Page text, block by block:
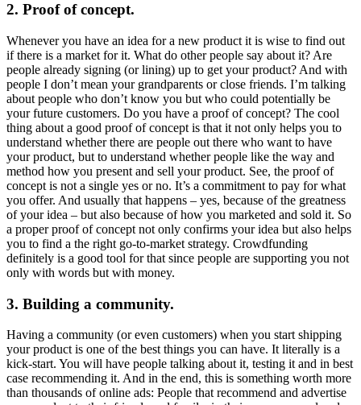
2. Proof of concept.
Whenever you have an idea for a new product it is wise to find out
if there is a market for it. What do other people say about it? Are
people already signing (or lining) up to get your product? And with
people I don’t mean your grandparents or close friends. I’m talking
about people who don’t know you but who could potentially be
your future customers. Do you have a proof of concept? The cool
thing about a good proof of concept is that it not only helps you to
understand whether there are people out there who want to have
your product, but to understand whether people like the way and
method how you present and sell your product. See, the proof of
concept is not a single yes or no. It’s a commitment to pay for what
you offer. And usually that happens – yes, because of the greatness
of your idea – but also because of how you marketed and sold it. So
a proper proof of concept not only confirms your idea but also helps
you to find a the right go-to-market strategy. Crowdfunding
definitely is a good tool for that since people are supporting you not
only with words but with money.
3. Building a community.
Having a community (or even customers) when you start shipping
your product is one of the best things you can have. It literally is a
kick-start. You will have people talking about it, testing it and in best
case recommending it. And in the end, this is something worth more
than thousands of online ads: People that recommend and advertise